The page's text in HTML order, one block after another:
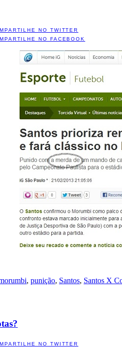
NO TWITTER
NO FACEBOOK
, punição, Santos, Santos X
NO TWITTER